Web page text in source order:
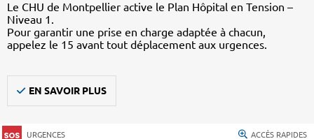
Le CHU de Montpellier active le Plan Hôpital en Tension –
Niveau 1.
Pour garantir une prise en charge adaptée à chacun,
appelez le 15 avant tout déplacement aux urgences.
EN SAVOIR PLUS
URGENCES ACCÈS RAPIDES